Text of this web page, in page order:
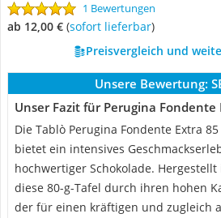
1 Bewertungen
ab 12,00 € ( Sofort lieferbar)
Preisvergleich und
Unsere Bewertung:
Unser Fazit für Perugina Fondente
Die Tablò Perugina Fondente Extra
bietet ein intensives
hochwertiger Schokolade.
diese 80-g-Tafel durch ihren hohen
der für einen kräftigen und zugleich